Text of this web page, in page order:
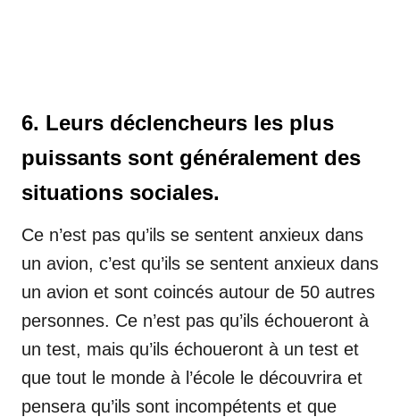
6. Leurs déclencheurs les plus
puissants sont généralement des
situations sociales.
Ce n’est pas qu’ils se sentent anxieux dans
un avion, c’est qu’ils se sentent anxieux dans
un avion et sont coincés autour de 50 autres
personnes. Ce n’est pas qu’ils échoueront à
un test, mais qu’ils échoueront à un test et
que tout le monde à l’école le découvrira et
pensera qu’ils sont incompétents et que